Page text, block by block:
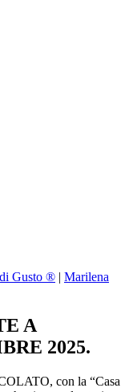
Gusto ® | Marilena
A
2025.
con la “Casa